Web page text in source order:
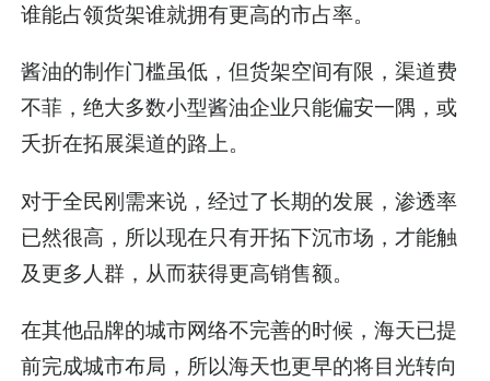
谁能占领货架谁就拥有更高的市占率。
酱油的制作门槛虽低，但货架空间有限，渠道费
不菲，绝大多数小型酱油企业只能偏安一隅，或
夭折在拓展渠道的路上。
对于全民刚需来说，经过了长期的发展，渗透率
已然很高，所以现在只有开拓下沉市场，才能触
及更多人群，从而获得更高销售额。
在其他品牌的城市网络不完善的时候，海天已提
前完成城市布局，所以海天也更早的将目光转向